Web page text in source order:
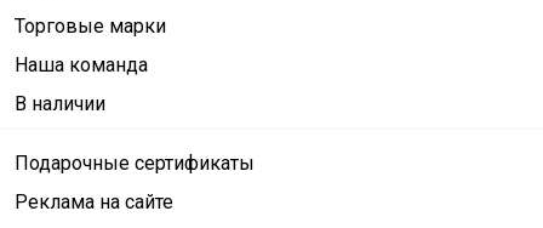
Торговые марки
Наша команда
В наличии
Подарочные сертификаты
Реклама на сайте